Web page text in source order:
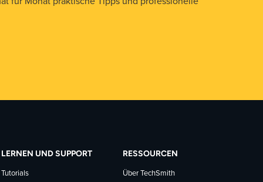
LERNEN UND SUPPORT
Tutorials
RESSOURCEN
Über TechSmith